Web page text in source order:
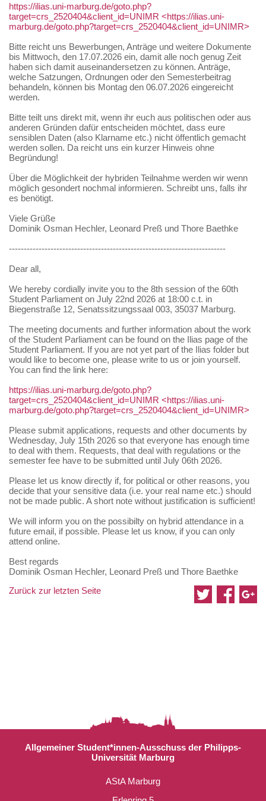
https://ilias.uni-marburg.de/goto.php?
target=crs_2520404&client_id=UNIMR <https://ilias.uni-
marburg.de/goto.php?target=crs_2520404&client_id=UNIMR>
Bitte reicht uns Bewerbungen, Anträge und weitere Dokumente
bis Mittwoch, den 17.07.2026 ein, damit alle noch genug Zeit
haben sich damit auseinandersetzen zu können. Anträge,
welche Satzungen, Ordnungen oder den Semesterbeitrag
behandeln, können bis Montag den 06.07.2026 eingereicht
werden.
Bitte teilt uns direkt mit, wenn ihr euch aus politischen oder aus
anderen Gründen dafür entscheiden möchtet, dass eure
sensiblen Daten (also Klarname etc.) nicht öffentlich gemacht
werden sollen. Da reicht uns ein kurzer Hinweis ohne
Begründung!
Über die Möglichkeit der hybriden Teilnahme werden wir wenn
möglich gesondert nochmal informieren. Schreibt uns, falls ihr
es benötigt.
Viele Grüße
Dominik Osman Hechler, Leonard Preß und Thore Baethke
-------------------------------------------------------------------------
Dear all,
We hereby cordially invite you to the 8th session of the 60th
Student Parliament on July 22nd 2026 at 18:00 c.t. in
Biegenstraße 12, Senatssitzungssaal 003, 35037 Marburg.
The meeting documents and further information about the work
of the Student Parliament can be found on the Ilias page of the
Student Parliament. If you are not yet part of the Ilias folder but
would like to become one, please write to us or join yourself.
You can find the link here:
https://ilias.uni-marburg.de/goto.php?
target=crs_2520404&client_id=UNIMR <https://ilias.uni-
marburg.de/goto.php?target=crs_2520404&client_id=UNIMR>
Please submit applications, requests and other documents by
Wednesday, July 15th 2026 so that everyone has enough time
to deal with them. Requests, that deal with regulations or the
semester fee have to be submitted until July 06th 2026.
Please let us know directly if, for political or other reasons, you
decide that your sensitive data (i.e. your real name etc.) should
not be made public. A short note without justification is sufficient!
We will inform you on the possibilty on hybrid attendance in a
future email, if possible. Please let us know, if you can only
attend online.
Best regards
Dominik Osman Hechler, Leonard Preß und Thore Baethke
Zurück zur letzten Seite
Allgemeiner Student*innen-Ausschuss der Philipps-
Universität Marburg
AStA Marburg